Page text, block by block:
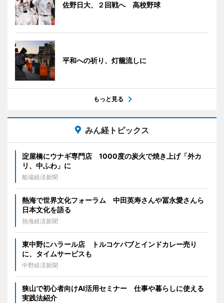
佐野日大、２回戦へ 高校野球
平和への祈り、灯籠流しに
もっと見る
みん経トピックス
淀屋橋にウナギ専門店 1000度の炭火で焼き上げ「外カ
リ、中ふわ」に
船場経済新聞
熱海で世界文化フォーラム 中田英寿さんや冨永愛さんら
日本文化を語る
熱海経済新聞
東中野にハラール店 トルコケバブとインドカレー売り
に、タイムサービスも
中野経済新聞
狭山で初心者向けAI活用セミナー 仕事や暮らしに使える
実践法紹介